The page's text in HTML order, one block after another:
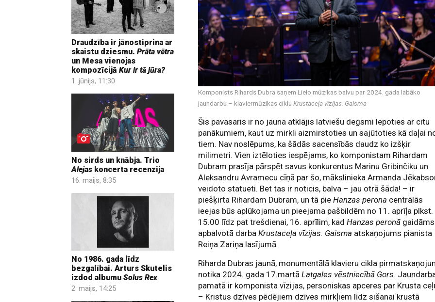
Draudzība ir jānostiprina ar
skaistu dziesmu. Prāta vētra
un Mesa vienojas
kompozīcijā Kur ir tā jūra?
1. jūnijs, 11:30
No sirds un knābja. Trio
Alejas koncerta recenzija
16. maijs, 8:35
No 1986. gada līdz
bezgalībai. Arturs Skutelis
izdod albumu Solus Rex
2. maijs, 14:25
Komponists Rihards Dubra saņem Lielo mūzikas balvu par 2024. gada labāko
jaundarbu – klaviermūzikas cikluKrustaceļa vīzijas. Gaisma
Šis pavasaris ir no jauna atklājis latviešu degsmi lepoties ar citu
panākumiem, kaut uz mirkli aizmirstoties un sajūtoties kā daļai
tiem. Nav noslēpums, ka šādās sacensībās daudz ko izšķir
milimetri. Vien iztēloties iespējams, ko komponistam Rihardam
Dubram prasīja pārspēt savus konkurentus Marinu Gribinčiku un
Aleksandru Avramecu cīņā par šo, mākslinieka Armanda
veidoto statueti. Bet tas ir noticis, balva – jau otrā šāda! – ir
piešķirta Rihardam Dubram, un tā pieHanzas perona centrālās
ieejas būs aplūkojama un pieejama pašbildēm no 11. aprīļa plkst.
15.00 līdz pat trešdienai, 16. aprīlim, kadHanzas peronā gaidāms
apbalvotā darba Krustaceļa vīzijas. Gaisma atskaņojums pianista
Reiņa Zariņa lasījumā.
Riharda Dubras jaunā, monumentālā klavieru cikla
notika 2024. gada 17.martāLatgales vēstniecībā Gors.
pamatā ir komponista vīzijas, personiskas apceres par Krusta
– Kristus dzīves pēdējiem dzīves mirkļiem līdz sišanai krustā